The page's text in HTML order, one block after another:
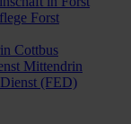
Forst
Cottbus
Mittendrin
(FED)